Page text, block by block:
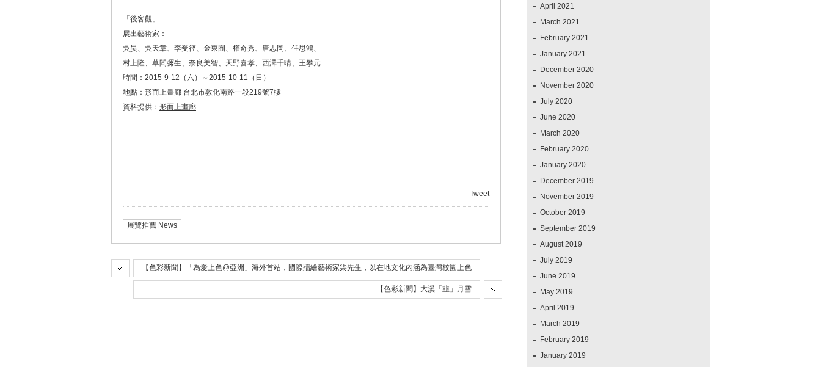
「後客觀」
展出藝術家：
吳昊、吳天章、李受徑、金東囿、權奇秀、唐志岡、任思鴻、
村上隆、草間彌生、奈良美智、天野喜孝、西澤千晴、王攀元
時間：2015-9-12（六）～2015-10-11（日）
地點：形而上畫廊 台北市敦化南路一段219號7樓
資料提供： 形而上畫廊
Tweet
展覽推薦 News
【色彩新聞】「為愛上色@亞洲」海外首站，國際牆繪藝術家柒先生，以在地文化內涵為臺灣校園上色
【色彩新聞】大溪「韭」月雪
April 2021
March 2021
February 2021
January 2021
December 2020
November 2020
July 2020
June 2020
March 2020
February 2020
January 2020
December 2019
November 2019
October 2019
September 2019
August 2019
July 2019
June 2019
May 2019
April 2019
March 2019
February 2019
January 2019